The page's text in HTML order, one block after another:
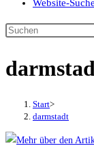
Website-
Start>
darmstadt